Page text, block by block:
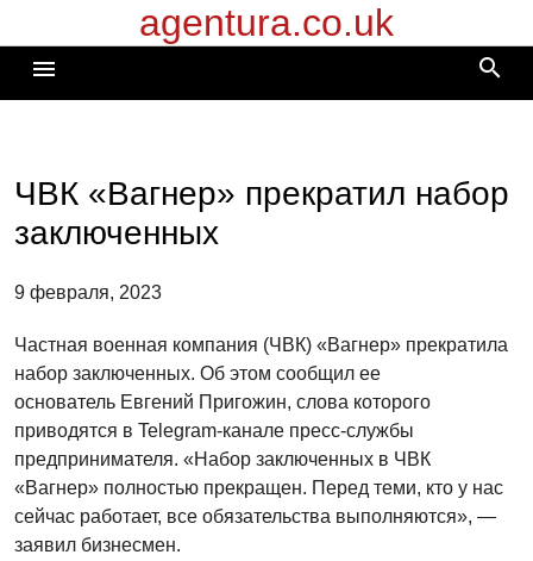
к
содержимому
agentura.co.uk
menu search
ЧВК «Вагнер» прекратил набор
заключенных
9 февраля, 2023
Частная военная компания (ЧВК) «Вагнер» прекратила
набор заключенных. Об этом сообщил ее
основатель Евгений Пригожин, слова которого
приводятся в Telegram-канале пресс-службы
предпринимателя. «Набор заключенных в ЧВК
«Вагнер» полностью прекращен. Перед теми, кто у нас
сейчас работает, все обязательства выполняются», —
заявил бизнесмен.